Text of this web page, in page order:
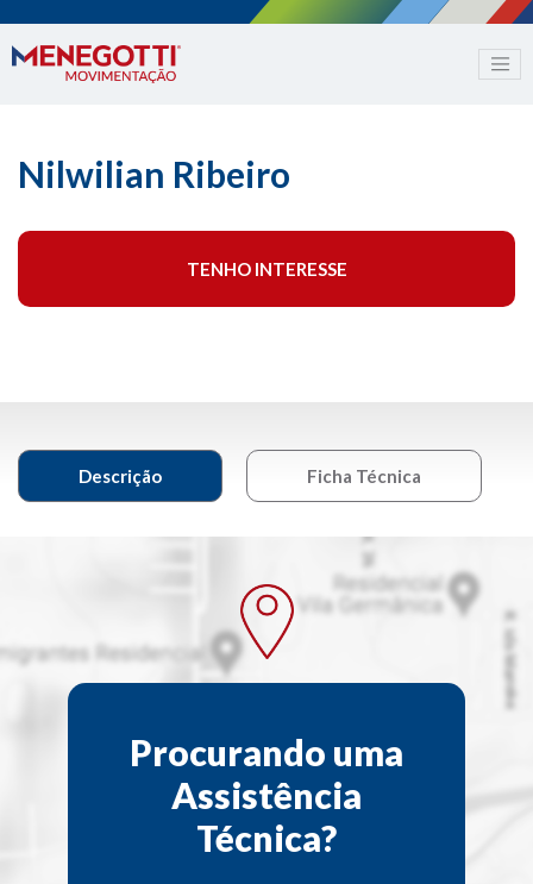
Nilwilian Ribeiro
TENHO INTERESSE
Descrição Ficha Técnica
Procurando uma
Assistência
Técnica?